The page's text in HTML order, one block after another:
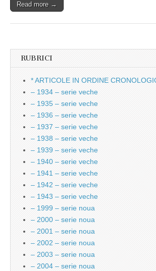
Read more →
RUBRICI
* ARTICOLE IN ORDINE
– 1934 – serie veche
– 1935 – serie veche
– 1936 – serie veche
– 1937 – serie veche
– 1938 – serie veche
– 1939 – serie veche
– 1940 – serie veche
– 1941 – serie veche
– 1942 – serie veche
– 1943 – serie veche
– 1999 – serie noua
– 2000 – serie noua
– 2001 – serie noua
– 2002 – serie noua
– 2003 – serie noua
– 2004 – serie noua